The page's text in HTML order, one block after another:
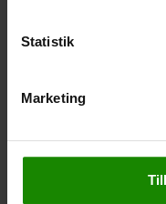
Statistik
Marketing
20,00